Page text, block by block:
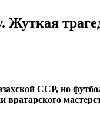
Жуткая
ССР, но
вратарского